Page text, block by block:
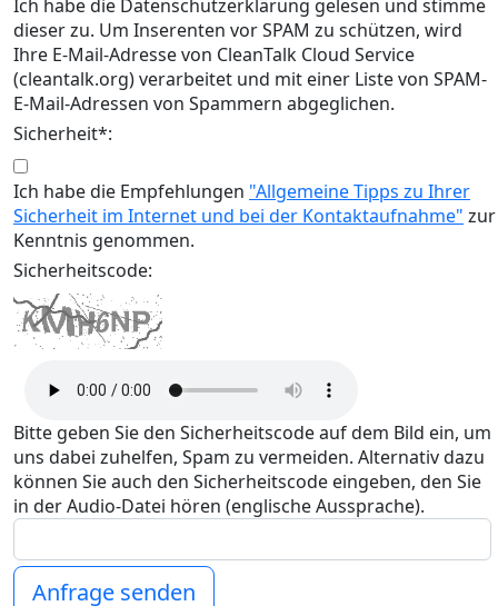
Ich habe die Datenschutzerklärung gelesen und stimme
dieser zu. Um Inserenten vor SPAM zu schützen, wird
Ihre E-Mail-Adresse von CleanTalk Cloud Service
(cleantalk.org) verarbeitet und mit einer Liste von SPAM-
E-Mail-Adressen von Spammern abgeglichen.
Sicherheit*:
Ich habe die Empfehlungen "Allgemeine Tipps zu Ihrer
Sicherheit im Internet und bei der Kontaktaufnahme" zur
Kenntnis genommen.
Sicherheitscode:
Bitte geben Sie den Sicherheitscode auf dem Bild ein, um
uns dabei zuhelfen, Spam zu vermeiden. Alternativ dazu
können Sie auch den Sicherheitscode eingeben, den Sie
in der Audio-Datei hören (englische Aussprache).
Anfrage senden